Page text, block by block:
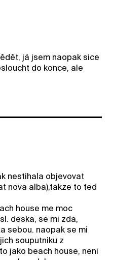
já jsem naopak sice
do konce, ale
nestihala objevovat
nova alba),takze to ted
house me moc
deska, se mi zda,
sebou. naopak se mi
souputniku z
jako beach house, neni